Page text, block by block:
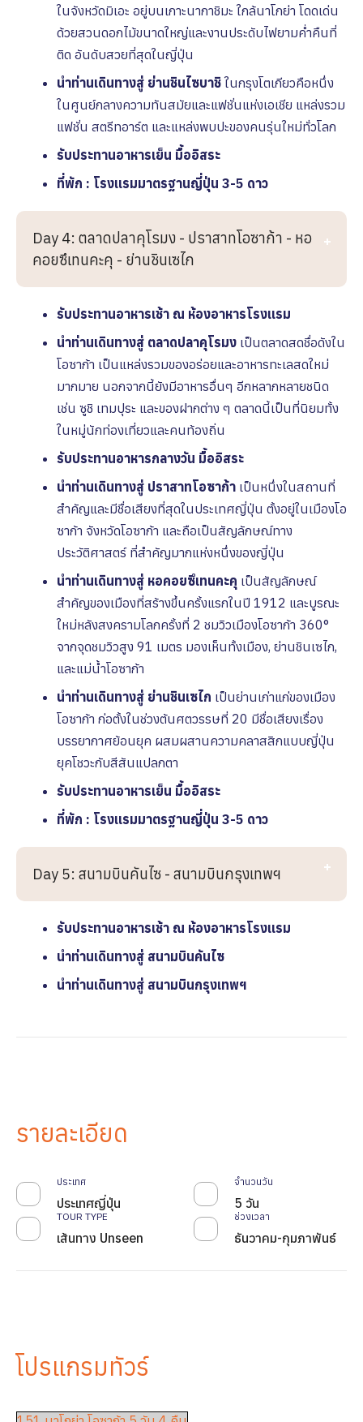
ในจังหวัดมิเอะ อยู่บนเกาะนากาชิมะ ใกล้นาโกย่า โดดเด่น
ด้วยสวนดอกไม้ขนาดใหญ่และงานประดับไฟยามค่ำคืนที่
ติด อันดับสวยที่สุดในญี่ปุ่น
นำท่านเดินทางสู่ ย่านชินไซบาชิ ในกรุงโตเกียวคือหนึ่ง
ในศูนย์กลางความทันสมัยและแฟชั่นแห่งเอเชีย แหล่งรวม
แฟชั่น สตรีทอาร์ต และแหล่งพบปะของคนรุ่นใหม่ทั่วโลก
รับประทานอาหารเย็น มื้ออิสระ
ที่พัก : โรงเเรมมาตรฐานญี่ปุ่น 3-5 ดาว
Day 4: ตลาดปลาคุโรมง - ปราสาทโอซาก้า - หอ
คอยซึเทนคะคุ - ย่านชินเซไก
รับประทานอาหารเช้า ณ ห้องอาหารโรงเเรม
นำท่านเดินทางสู่ ตลาดปลาคุโรมง เป็นตลาดสดชื่อดังใน
โอซาก้า เป็นแหล่งรวมของอร่อยและอาหารทะเลสดใหม่
มากมาย นอกจากนี้ยังมีอาหารอื่นๆ อีกหลากหลายชนิด
เช่น ซูชิ เทมปุระ และของฝากต่าง ๆ ตลาดนี้เป็นที่นิยมทั้ง
ในหมู่นักท่องเที่ยวและคนท้องถิ่น
รับประทานอาหารกลางวัน มื้ออิสระ
นำท่านเดินทางสู่ ปราสาทโอซาก้า เป็นหนึ่งในสถานที่
สำคัญและมีชื่อเสียงที่สุดในประเทศญี่ปุ่น ตั้งอยู่ในเมืองโอ
ซาก้า จังหวัดโอซาก้า และถือเป็นสัญลักษณ์ทาง
ประวัติศาสตร์ ที่สำคัญมากแห่งหนึ่งของญี่ปุ่น
นำท่านเดินทางสู่ หอคอยซึเทนคะคุ เป็นสัญลักษณ์
สำคัญของเมืองที่สร้างขึ้นครั้งแรกในปี 1912 และบูรณะ
ใหม่หลังสงครามโลกครั้งที่ 2 ชมวิวเมืองโอซาก้า 360°
จากจุดชมวิวสูง 91 เมตร มองเห็นทั้งเมือง, ย่านชินเซไก,
และแม่น้ำโอซาก้า
นำท่านเดินทางสู่ ย่านชินเซไก เป็นย่านเก่าแก่ของเมือง
โอซาก้า ก่อตั้งในช่วงต้นศตวรรษที่ 20 มีชื่อเสียงเรื่อง
บรรยากาศย้อนยุค ผสมผสานความคลาสสิกแบบญี่ปุ่น
ยุคโชวะกับสีสันแปลกตา
รับประทานอาหารเย็น มื้ออิสระ
ที่พัก : โรงเเรมมาตรฐานญี่ปุ่น 3-5 ดาว
Day 5: สนามบินคันไซ - สนามบินกรุงเทพฯ
รับประทานอาหารเช้า ณ ห้องอาหารโรงเเรม
นำท่านเดินทางสู่ สนามบินคันไซ
นำท่านเดินทางสู่ สนามบินกรุงเทพฯ
รายละเอียด
ประเทศ
ประเทศญี่ปุ่น
จำนวนวัน
5 วัน
TOUR TYPE
เส้นทาง Unseen
ช่วงเวลา
ธันวาคม-กุมภาพันธ์
โปรแกรมทัวร์